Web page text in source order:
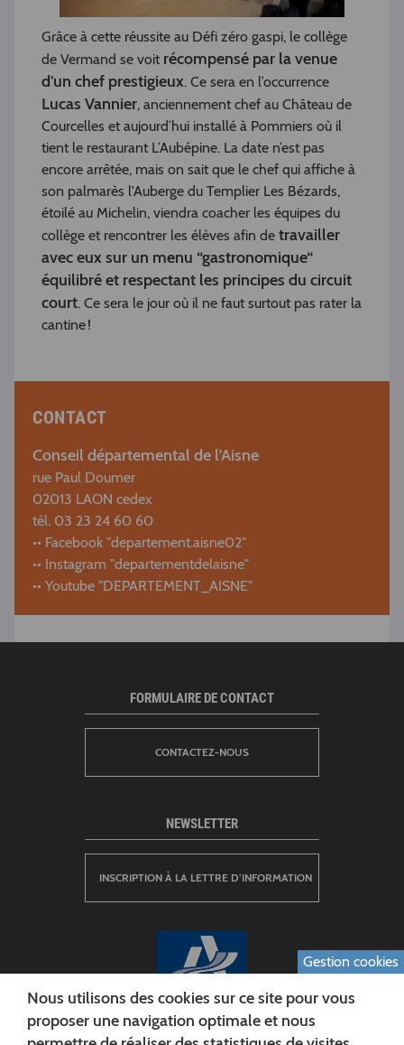
Grâce à cette réussite au Défi zéro gaspi, le collège
de Vermand se voit récompensé par la venue
d’un chef prestigieux. Ce sera en l’occurrence
Lucas Vannier, anciennement chef au Château de
Courcelles et aujourd’hui installé à Pommiers où il
tient le restaurant L’Aubépine. La date n’est pas
encore arrêtée, mais on sait que le chef qui affiche à
son palmarès l'Auberge du Templier Les Bézards,
étoilé au Michelin, viendra coacher les équipes du
collège et rencontrer les élèves afin de travailler
avec eux sur un menu “gastronomique“
équilibré et respectant les principes du circuit
court. Ce sera le jour où il ne faut surtout pas rater la
cantine !
CONTACT
Conseil départemental de l'Aisne
rue Paul Doumer
02013 LAON cedex
tél. 03 23 24 60 60
•• Facebook "departement.aisne02"
•• Instagram "departementdelaisne"
•• Youtube "DEPARTEMENT_AISNE"
FORMULAIRE DE CONTACT
CONTACTEZ-NOUS
NEWSLETTER
INSCRIPTION À LA LETTRE D’INFORMATION
Gestion cookies
Nous utilisons des cookies sur ce site pour vous
proposer une navigation optimale et nous